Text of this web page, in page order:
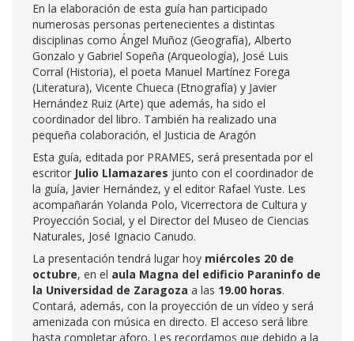
En la elaboración de esta guía han participado
numerosas personas pertenecientes a distintas
disciplinas como Ángel Muñoz (Geografía), Alberto
Gonzalo y Gabriel Sopeña (Arqueología), José Luis
Corral (Historia), el poeta Manuel Martínez Forega
(Literatura), Vicente Chueca (Etnografía) y Javier
Hernández Ruiz (Arte) que además, ha sido el
coordinador del libro. También ha realizado una
pequeña colaboración, el Justicia de Aragón
Esta guía, editada por PRAMES, será presentada por el
escritor Julio Llamazares junto con el coordinador de
la guía, Javier Hernández, y el editor Rafael Yuste. Les
acompañarán Yolanda Polo, Vicerrectora de Cultura y
Proyección Social, y el Director del Museo de Ciencias
Naturales, José Ignacio Canudo.
La presentación tendrá lugar hoy miércoles 20 de
octubre, en el aula Magna del edificio Paraninfo de
la Universidad de Zaragoza a las 19.00 horas.
Contará, además, con la proyección de un vídeo y será
amenizada con música en directo. El acceso será libre
hasta completar aforo. Les recordamos que debido a la